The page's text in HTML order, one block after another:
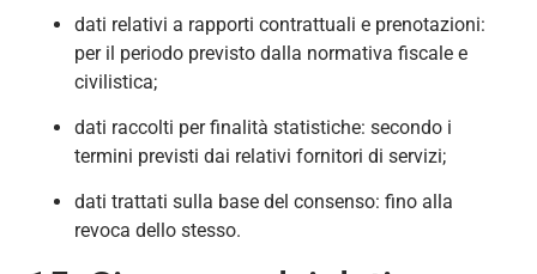
dati relativi a rapporti contrattuali e prenotazioni:
per il periodo previsto dalla normativa fiscale e
civilistica;
dati raccolti per finalità statistiche: secondo i
termini previsti dai relativi fornitori di servizi;
dati trattati sulla base del consenso: fino alla
revoca dello stesso.